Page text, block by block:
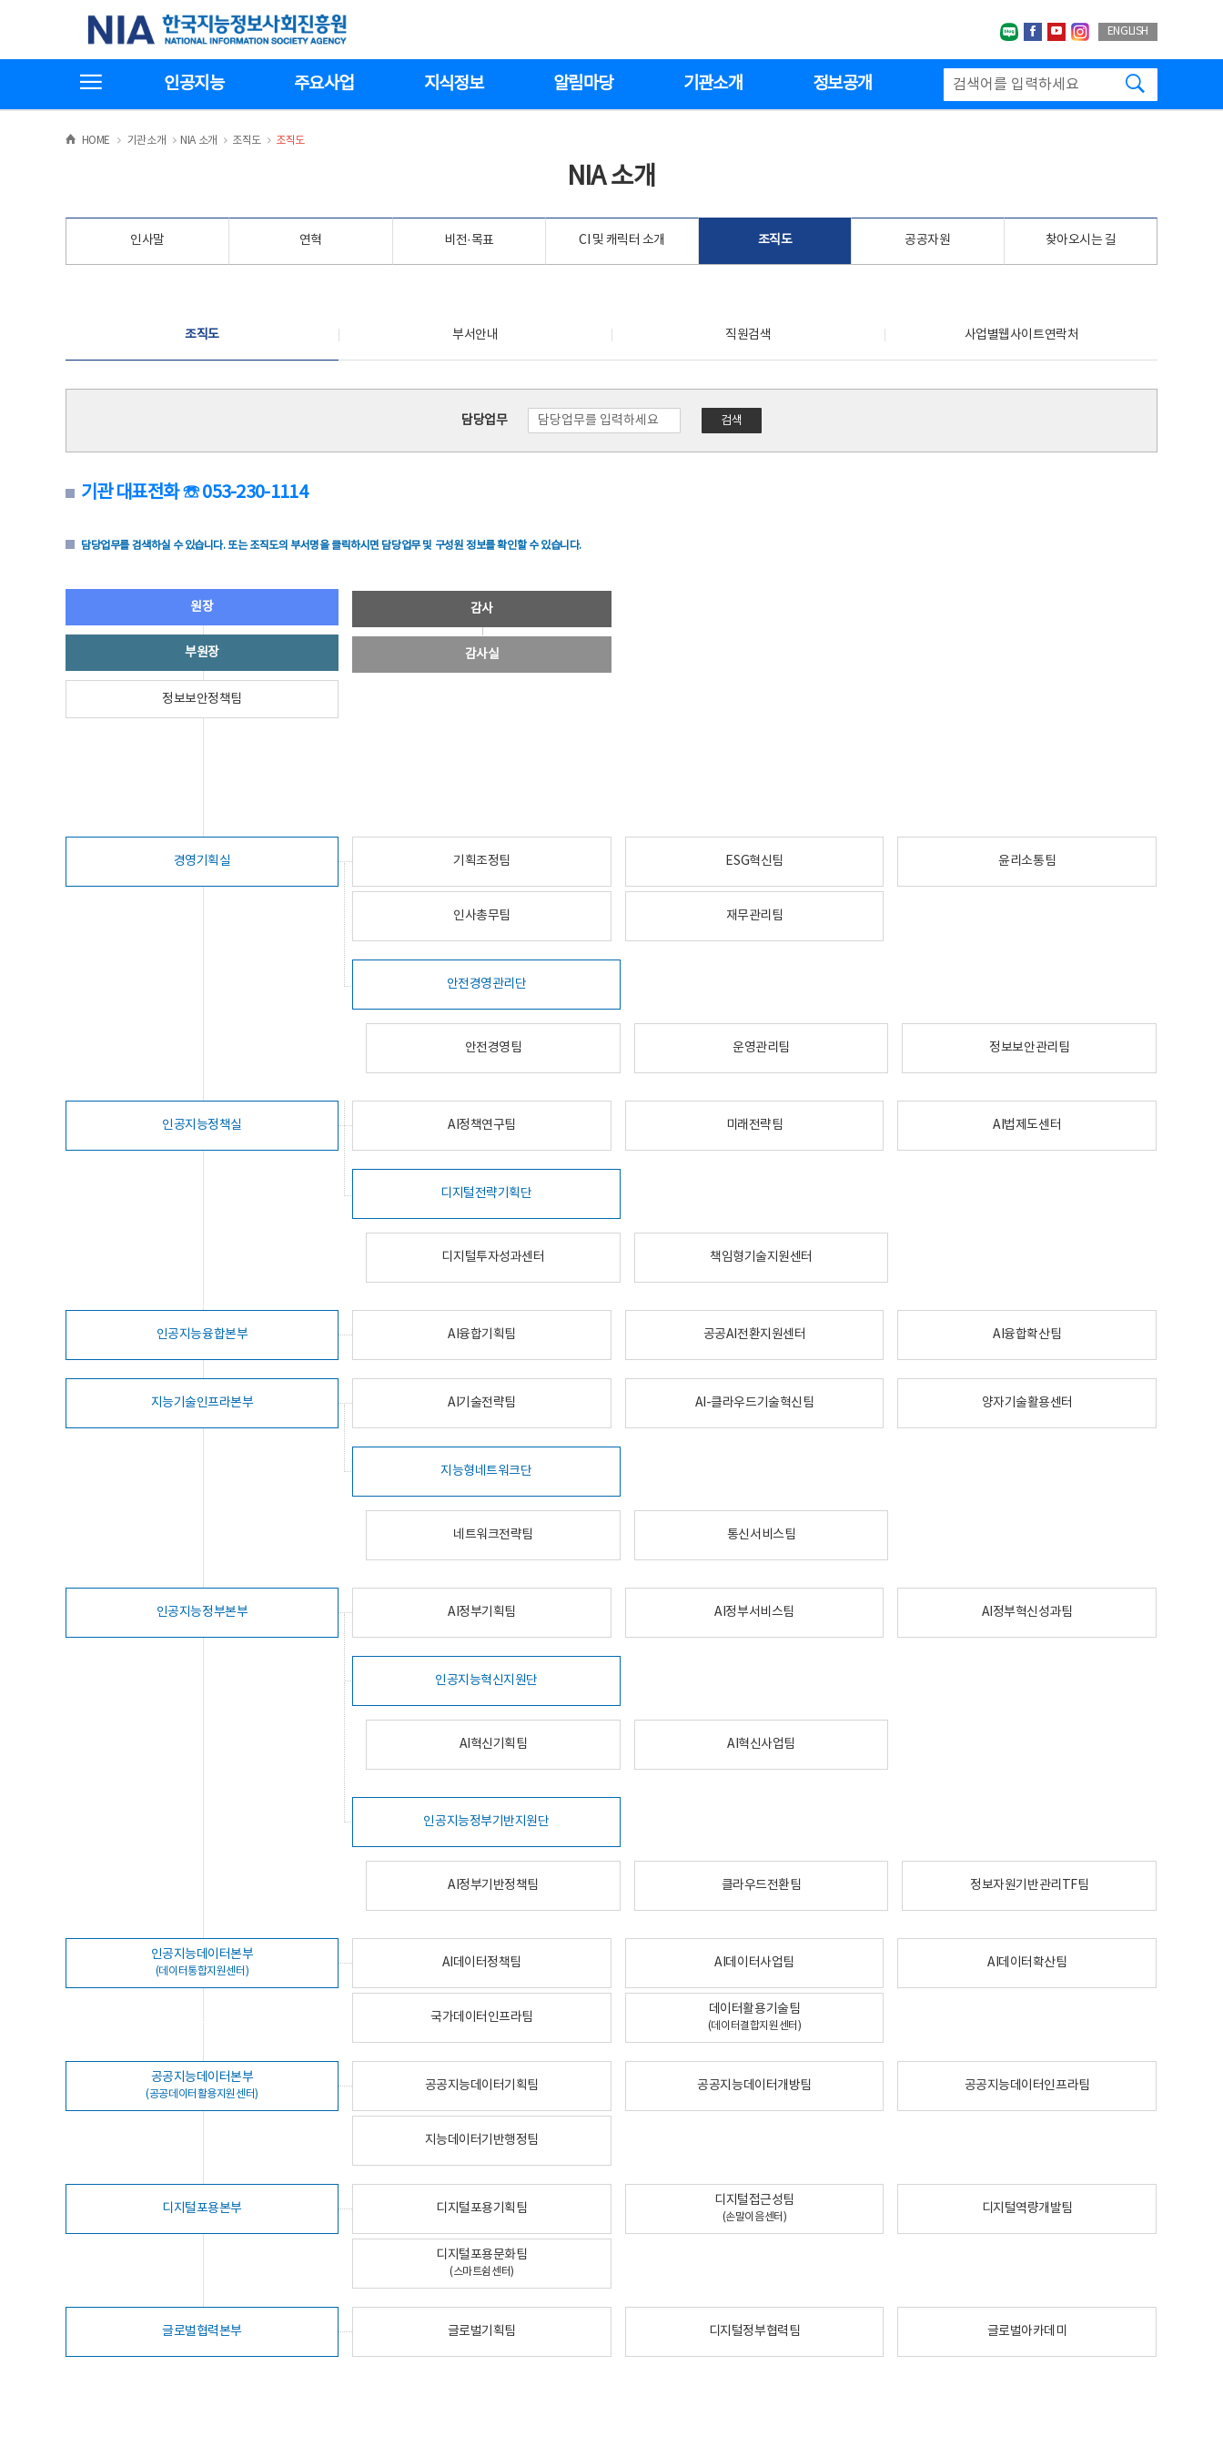
기
한국지능정보사회진흥원
네이버블로그
페이스북
유투브인스타그랩
ENGLISH
인공지능 주요사업 지식정보 알림마당 기관소개 정보공개
HOME >
기관소개 >NIA 소개 >
조직도 >
조직도
NIA 소개
인사말 연혁 비전·목표 CI 및 캐릭터 소개 조직도 공공자원 찾아오시는 길
조직도 부서안내 직원검색 사업별웹사이트연락처
담당업무 검색
기관 대표전화 ☏ 053-230-1114
담당업무를 검색하실 수 있습니다. 또는 조직도의 부서명을 클릭하시면 담당업무 및 구성원 정보를 확인할 수 있습니다.
원장
부원장
정보보안정책팀
감사
감사실
경영기획실 기획조정팀 ESG혁신팀 윤리소통팀
인사총무팀 재무관리팀
안전경영관리단
안전경영팀 운영관리팀 정보보안관리팀
인공지능정책실 AI정책연구팀 미래전략팀 AI법제도센터
디지털전략기획단
디지털투자성과센터 책임형기술지원센터
인공지능융합본부 AI융합기획팀 공공AI전환지원센터 AI융합확산팀
지능기술인프라본부 AI기술전략팀 AI-클라우드기술혁신팀 양자기술활용센터
지능형네트워크단
네트워크전략팀 통신서비스팀
인공지능정부본부 AI정부기획팀 AI정부서비스팀 AI정부혁신성과팀
인공지능혁신지원단
AI혁신기획팀 AI혁신사업팀
인공지능정부기반지원단
AI정부기반정책팀 클라우드전환팀 정보자원기반관리TF팀
인공지능데이터본부
(데이터통합지원센터)
AI데이터정책팀 AI데이터사업팀 AI데이터확산팀
국가데이터인프라팀
데이터활용기술팀
(데이터결합지원센터)
공공지능데이터본부
(공공데이터활용지원센터)
공공지능데이터기획팀 공공지능데이터개방팀 공공지능데이터인프라팀
지능데이터기반행정팀
디지털포용본부 디지털포용기획팀
디지털접근성팀
(손말이음센터)
디지털역량개발팀
디지털포용문화팀
(스마트쉼센터)
글로벌협력본부 글로벌기획팀 디지털정부협력팀 글로벌아카데미